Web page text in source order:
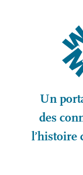
Un
des
l’histoire